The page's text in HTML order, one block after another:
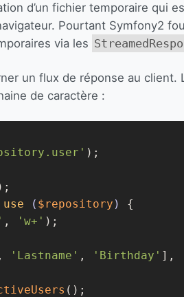
d’un fichier temporaire qui
Pourtant Symfony2
via les
un flux de réponse au client.
de caractère :
);
use ( $repository )
{
, 'w+' );
, 'Lastname' , 'Birthday' ],
();